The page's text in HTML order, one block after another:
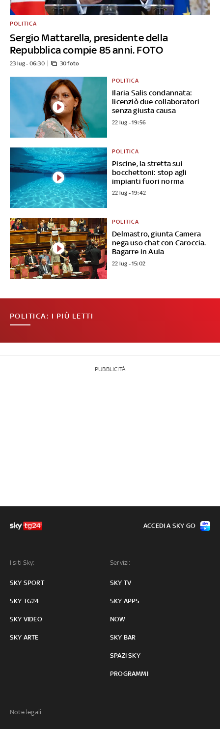
Sergio Mattarella, presidente della
Repubblica compie 85 anni. FOTO
POLITICA
23 lug - 06:30 30 foto
Ilaria Salis condannata:
licenziò due collaboratori
senza giusta causa
POLITICA
22 lug - 19:56
Piscine, la stretta sui
bocchettoni: stop agli
impianti fuori norma
POLITICA
22 lug - 19:42
Delmastro, giunta Camera
nega uso chat con Caroccia.
Bagarre in Aula
POLITICA
22 lug - 15:02
POLITICA: I PIÙ LETTI
PUBBLICITÀ
I siti Sky:
SKY SPORT
SKY TG24
SKY VIDEO
SKY ARTE
Servizi:
SKY TV
SKY APPS
NOW
SKY BAR
SPAZI SKY
PROGRAMMI
Note legali:
ACCEDI A SKY GO